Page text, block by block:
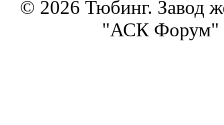
© 2026 Тюбинг. Завод
"АСК Форум"